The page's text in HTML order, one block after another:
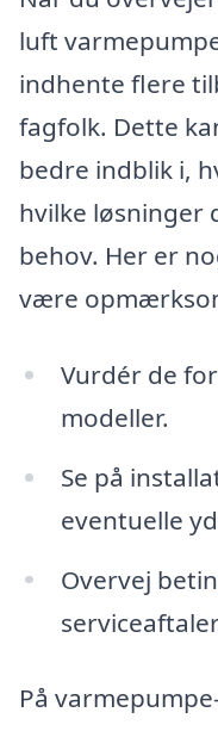
luft
indhente flere
fagfolk. Dette
bedre indblik i,
hvilke løsninger
behov. Her er
være
Vurdér de
modeller.
Se på
eventuelle
Overvej
På